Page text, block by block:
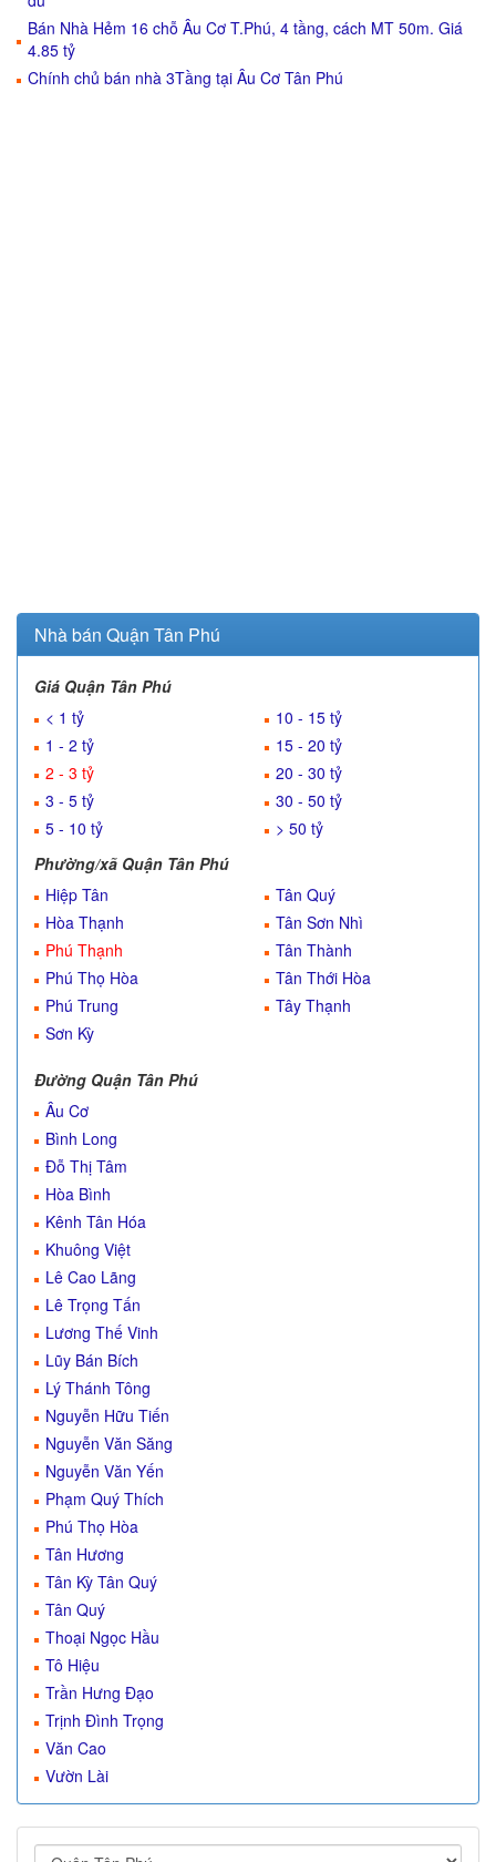
Bán Nhà Hẻm 16 chỗ Âu Cơ T.Phú, 4 tầng, cách MT 50m. Giá
4.85 tỷ
Chính chủ bán nhà 3Tầng tại Âu Cơ Tân Phú
Nhà bán Quận Tân Phú
Giá Quận Tân Phú
< 1 tỷ
1 - 2 tỷ
2 - 3 tỷ
3 - 5 tỷ
5 - 10 tỷ
10 - 15 tỷ
15 - 20 tỷ
20 - 30 tỷ
30 - 50 tỷ
> 50 tỷ
Phường/xã Quận Tân Phú
Hiệp Tân
Hòa Thạnh
Phú Thạnh
Phú Thọ Hòa
Phú Trung
Sơn Kỳ
Tân Quý
Tân Sơn Nhì
Tân Thành
Tân Thới Hòa
Tây Thạnh
Đường Quận Tân Phú
Âu Cơ
Bình Long
Đỗ Thị Tâm
Hòa Bình
Kênh Tân Hóa
Khuông Việt
Lê Cao Lãng
Lê Trọng Tấn
Lương Thế Vinh
Lũy Bán Bích
Lý Thánh Tông
Nguyễn Hữu Tiến
Nguyễn Văn Săng
Nguyễn Văn Yến
Phạm Quý Thích
Phú Thọ Hòa
Tân Hương
Tân Kỳ Tân Quý
Tân Quý
Thoại Ngọc Hầu
Tô Hiệu
Trần Hưng Đạo
Trịnh Đình Trọng
Văn Cao
Vườn Lài